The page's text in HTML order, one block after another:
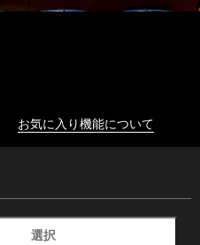
お気に入り機能について
選択